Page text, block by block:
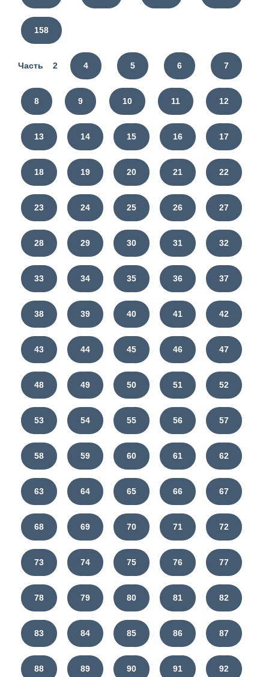
158
Часть 2 4 5 6 7
8 9 10 11 12
13 14 15 16 17
18 19 20 21 22
23 24 25 26 27
28 29 30 31 32
33 34 35 36 37
38 39 40 41 42
43 44 45 46 47
48 49 50 51 52
53 54 55 56 57
58 59 60 61 62
63 64 65 66 67
68 69 70 71 72
73 74 75 76 77
78 79 80 81 82
83 84 85 86 87
88 89 90 91 92